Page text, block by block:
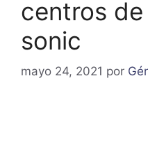
centros
sonic
mayo 24, 2021 por